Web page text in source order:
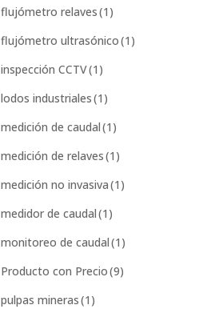
flujómetro relaves(1)
flujómetro ultrasónico(1)
inspección CCTV(1)
lodos industriales(1)
medición de caudal(1)
medición de relaves(1)
medición no invasiva(1)
medidor de caudal(1)
monitoreo de caudal(1)
Producto con Precio(9)
pulpas mineras(1)